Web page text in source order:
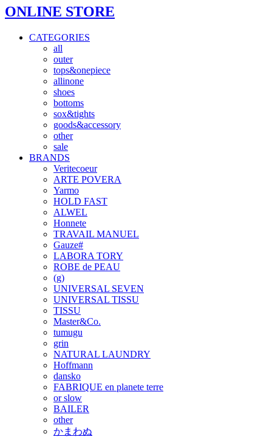
ONLINE STORE
CATEGORIES
all
outer
tops&onepiece
allinone
shoes
bottoms
sox&tights
goods&accessory
other
sale
BRANDS
Veritecoeur
ARTE POVERA
Yarmo
HOLD FAST
ALWEL
Honnete
TRAVAIL MANUEL
Gauze#
LABORA TORY
ROBE de PEAU
(g)
UNIVERSAL SEVEN
UNIVERSAL TISSU
TISSU
Master&Co.
tumugu
grin
NATURAL LAUNDRY
Hoffmann
dansko
FABRIQUE en planete terre
or slow
BAILER
other
かまわぬ